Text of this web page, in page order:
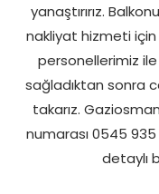
yanaştırırız.
nakliyat hizmeti için
personellerimiz ile
sağladıktan sonra
takarız.
numarası 0545
detaylı